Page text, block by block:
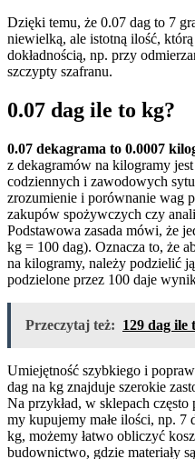
Dzięki temu, że 0.07 dag to 7
niewielką, ale istotną ilość,
dokładnością, np. przy
szczypty szafranu.
0.07 dag ile to kg?
0.07 dekagrama to 0.0007
z dekagramów na kilogramy
codziennych i zawodowych
zrozumienie i porównanie wag
zakupów spożywczych czy
Podstawowa zasada mówi, że
kg = 100 dag). Oznacza to, że
na kilogramy, należy podzielić
podzielone przez 100 daje
Przeczytaj też: 129 dag ile
Umiejętność szybkiego i
dag na kg znajduje szerokie
Na przykład, w sklepach
my kupujemy małe ilości, np. 7
kg, możemy łatwo obliczyć
budownictwo, gdzie materiały